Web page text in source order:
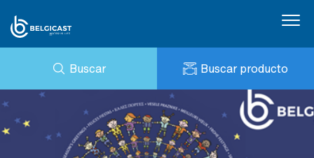
Buscar Buscar producto
DESCARGAS
REFERENCIAS
CONSULTA
MI BELGICAST
BELGICAST PORTAL